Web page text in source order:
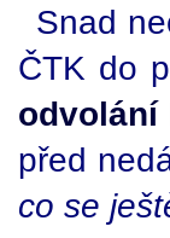
Snad
ČTK do
odvolání
před
co se